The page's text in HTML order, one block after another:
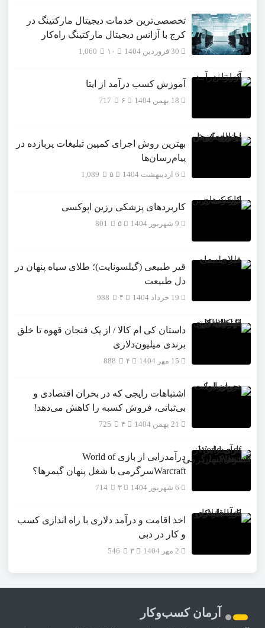
تخصصی‌ترین خدمات دیجیتال مارکتینگ در
کرج با آژانس دیجیتال مارکتینگ راه‌کار
30 فروردین 1404 1,060
آموزش کسب درآمد از ایتا
18 بهمن 1404 717
بهترین روش اجرای کمپین تبلیغات پربازده در
پیام‌رسان‌ها
6 اردیبهشت 1404 1,089
کاربردهای پزشکی رزین اپوکسی
9 شهریور 1404 801
قیر طبیعی (گیلسونایت)؛ طلای سیاه پنهان در
دل طبیعت
19 خرداد 1404 988
داستان کی ام کالا / از یک فنجان قهوه تا خلق
برندی میلیون‌دلاری
15 مهر 1404 888
اشتباهات رایجی که در بحران اقتصادی و
بی‌ثباتی، فروش کسبه را کاهش می‌دهد!
21 بهمن 1404 725
درآمدزایی از بازی World of
Warcraftسرگرمی یا شغل پنهان گیمرها؟
6 شهریور 1404 714
اخذ اقامت و درآمد دلاری با راه اندازی کسب
و کار در دبی
2 مهر 1404 546
آرمان کسب‌وکار